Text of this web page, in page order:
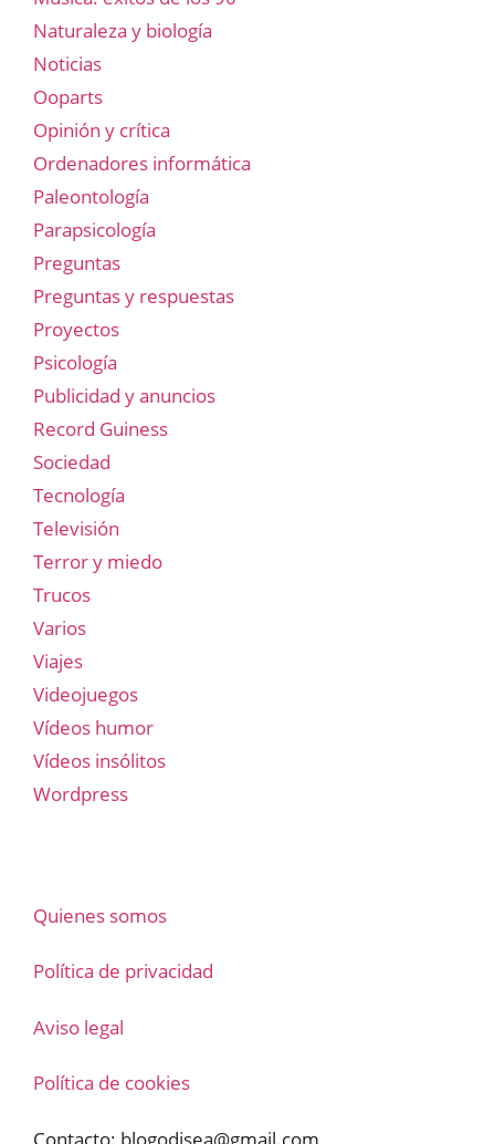
Naturaleza y biología
Noticias
Ooparts
Opinión y crítica
Ordenadores informática
Paleontología
Parapsicología
Preguntas
Preguntas y respuestas
Proyectos
Psicología
Publicidad y anuncios
Record Guiness
Sociedad
Tecnología
Televisión
Terror y miedo
Trucos
Varios
Viajes
Videojuegos
Vídeos humor
Vídeos insólitos
Wordpress
Quienes somos
Política de privacidad
Aviso legal
Política de cookies
Contacto: blogodisea@gmail.com